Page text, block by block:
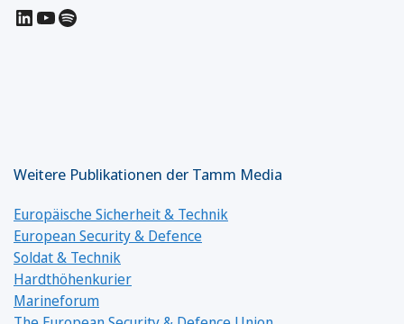
LinkedIn
YouTube
Spotify
Weitere Publikationen der Tamm Media
Europäische Sicherheit & Technik
European Security & Defence
Soldat & Technik
Hardthöhenkurier
Marineforum